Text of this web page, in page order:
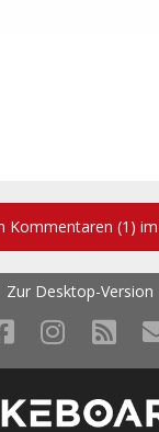
Zur Desktop-Version